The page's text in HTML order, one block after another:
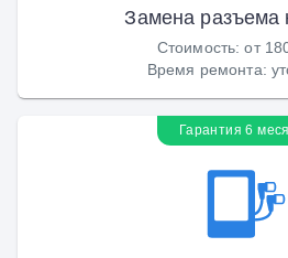
Замена разъема
Стоимость:от
Время ремонта:
Гарантия 6